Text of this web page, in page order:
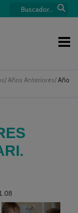
/ Años Anteriores/Año